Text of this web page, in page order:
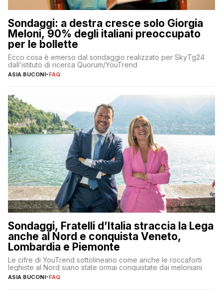
Sondaggi: a destra cresce solo Giorgia
Meloni, 90% degli italiani preoccupato
per le bollette
Ecco cosa è emerso dal sondaggio realizzato per SkyTg24
dall’istituto di ricerca Quorum/YouTrend
ASIA BUCONI-FAQ
Sondaggi, Fratelli d’Italia straccia la Lega
anche al Nord e conquista Veneto,
Lombardia e Piemonte
Le cifre di YouTrend sottolineano come anche le roccaforti
leghiste al Nord siano state ormai conquistate dai meloniani
ASIA BUCONI-FAQ